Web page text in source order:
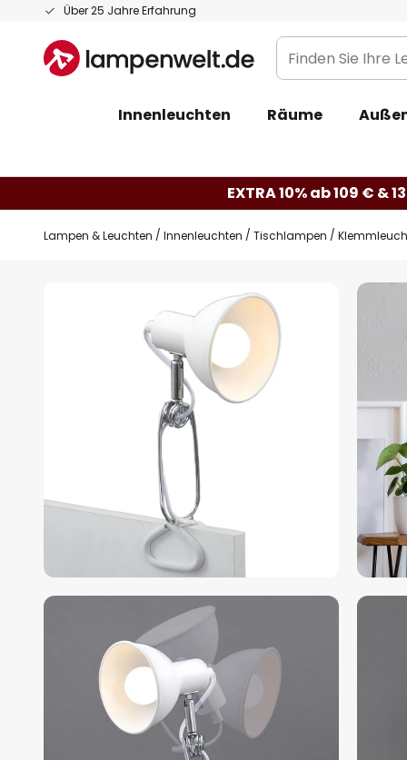
Über 25 Jahre Erfahrung
Zum
springen
Finden
Sie
Leuchte...
Innenleuchten Räume
EXTRA 10% ab 109 € &
Lampen & Leuchten Innenleuchten Tischlampen